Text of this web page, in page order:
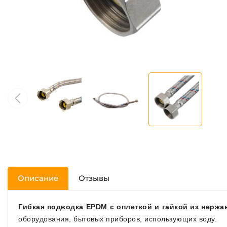
Описание Отзывы
Гибкая подводка EPDM c оплеткой и гайкой из
оборудования, бытовых приборов, использующих воду.